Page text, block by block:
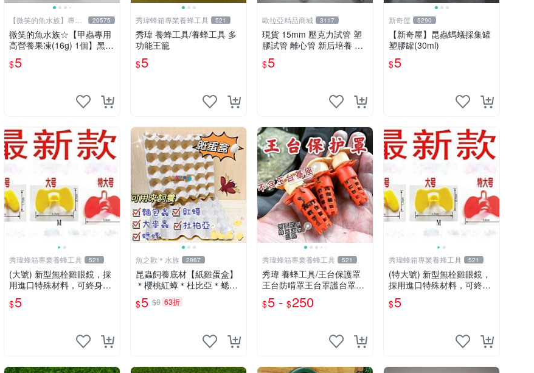
【微笑的魚水族】專業
水族器材
20575
微笑的魚水族☆【甲蟲專用
高營養果凍(16g) 1個】黑
糖、優格、香蕉 獨角仙 兜
蟲 鍬形蟲 幼兜
$5
秀瑋蜂箱專業養蜂工具 521
秀瑋 養蜂工具/養蜂工具 多
功能王籠
$5
歐拉亞精品商城 3117
現貨 15mm 壓克力試管 塑
膠試管 離心管 新后培養 試
管酒
$5
新奇屋 5290
【新奇屋】昆蟲螞蟻採集罐
塑膠罐(30ml)
$5
秀瑋蜂箱專業養蜂工具 521
(大號) 新型無栓雞眼鏡，採
用進口特殊材料，可終身重
複使用 影片 25分 開始有介
紹
$5
魚之歡＊水族 2867
昆蟲飼養底材【紙雞蛋盒】
＊櫻桃紅蟑＊杜比亞＊蟋蟀
＊飼育＊魚之歡
$5 $8 63折
秀瑋蜂箱專業養蜂工具 521
秀瑋 養蜂工具/王台保護罩
王台防啃罩王台罩護台罩王
台防護罩
$5 - $250
秀瑋蜂箱專業養蜂工具 521
(特大號) 新型無栓雞眼鏡，
採用進口特殊材料，可終身
重複使用 影片 25分 開始有
介紹
$5